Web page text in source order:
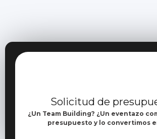
Solicitud de
¿Un Team Building? ¿Un eventazo
presupuesto y lo convertimos